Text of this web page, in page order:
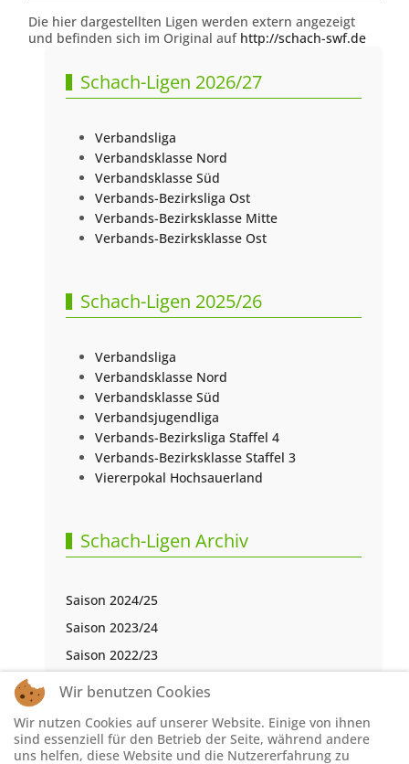
Die hier dargestellten Ligen werden extern angezeigt
und befinden sich im Original auf http://schach-swf.de
Schach-Ligen 2026/27
Verbandsliga
Verbandsklasse Nord
Verbandsklasse Süd
Verbands-Bezirksliga Ost
Verbands-Bezirksklasse Mitte
Verbands-Bezirksklasse Ost
Schach-Ligen 2025/26
Verbandsliga
Verbandsklasse Nord
Verbandsklasse Süd
Verbandsjugendliga
Verbands-Bezirksliga Staffel 4
Verbands-Bezirksklasse Staffel 3
Viererpokal Hochsauerland
Schach-Ligen Archiv
Saison 2024/25
Saison 2023/24
Saison 2022/23
Saison 2021/22
Saison 2019/20
Wir benutzen Cookies
Wir nutzen Cookies auf unserer Website. Einige von ihnen
sind essenziell für den Betrieb der Seite, während andere
uns helfen, diese Website und die Nutzererfahrung zu